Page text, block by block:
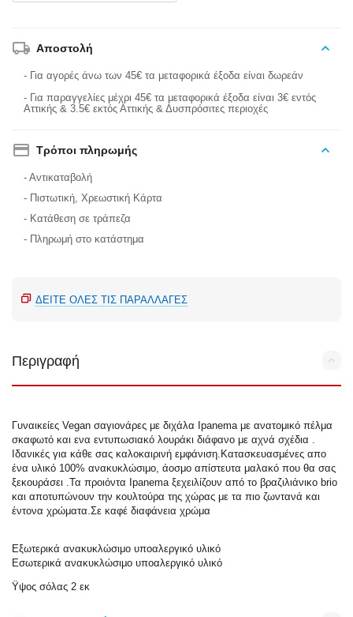
Αποστολή
- Για αγορές άνω των 45€ τα μεταφορικά έξοδα είναι δωρεάν
- Για παραγγελίες μέχρι 45€ τα μεταφορικά έξοδα είναι 3€ εντός
Αττικής & 3.5€ εκτός Αττικής & Δυσπρόσιτες περιοχές
Τρόποι πληρωμής
- Αντικαταβολή
- Πιστωτική, Χρεωστική Κάρτα
- Κατάθεση σε τράπεζα
- Πληρωμή στο κατάστημα
ΔΕΊΤΕ ΌΛΕΣ ΤΙΣ ΠΑΡΑΛΛΑΓΈΣ
Περιγραφή
Γυναικείες Vegan σαγιονάρες με διχάλα Ipanema με ανατομικό πέλμα
σκαφωτό και ενα εντυπωσιακό λουράκι διάφανο με αχνά σχέδια .
Ιδανικές για κάθε σας καλοκαιρινή εμφάνιση.Κατασκευασμένες απο
ένα υλικό 100% ανακυκλώσιμο, άοσμο απίστευτα μαλακό που θα σας
ξεκουράσει .Τα προιόντα Ipanema ξεχειλίζουν από το βραζιλιάνικo brio
και αποτυπώνουν την κουλτούρα της χώρας με τα πιο ζωντανά και
έντονα χρώματα.Σε καφέ διαφάνεια χρώμα
Εξωτερικά ανακυκλώσιμο υποαλεργικό υλικό
Εσωτερικά ανακυκλώσιμο υποαλεργικό υλικό
Ϋψος σόλας 2 εκ